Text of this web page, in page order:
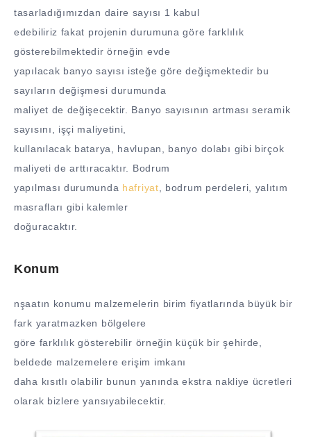
tasarladığımızdan daire sayısı 1 kabul
edebiliriz fakat projenin durumuna göre farklılık
gösterebilmektedir örneğin evde
yapılacak banyo sayısı isteğe göre değişmektedir bu
sayıların değişmesi durumunda
maliyet de değişecektir. Banyo sayısının artması seramik
sayısını, işçi maliyetini,
kullanılacak batarya, havlupan, banyo dolabı gibi birçok
maliyeti de arttıracaktır. Bodrum
yapılması durumunda hafriyat , bodrum perdeleri, yalıtım
masrafları gibi kalemler
doğuracaktır.
Konum
nşaatın konumu malzemelerin birim fiyatlarında büyük bir
fark yaratmazken bölgelere
göre farklılık gösterebilir örneğin küçük bir şehirde,
beldede malzemelere erişim imkanı
daha kısıtlı olabilir bunun yanında ekstra nakliye ücretleri
olarak bizlere yansıyabilecektir.